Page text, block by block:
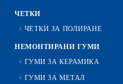
ЧЕТКИ
ЧЕТКИ ЗА ПОЛИРАНЕ
НЕМОНТИРАНИ ГУМИ
ГУМИ ЗА КЕРАМИКА
ГУМИ ЗА МЕТАЛ